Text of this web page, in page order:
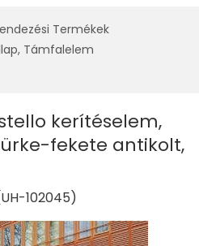
Termékek
Támfalelem
kerítéselem,
fekete antikolt,
102045)